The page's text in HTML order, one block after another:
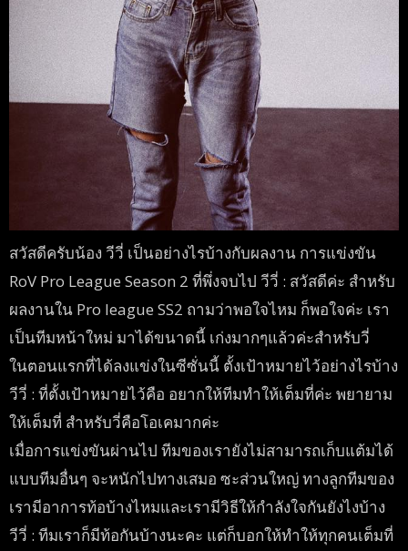
สวัสดีครับน้อง วีวี่ เป็นอย่างไรบ้างกับผลงาน การแข่งขัน
RoV Pro League Season 2 ที่พึ่งจบไป วีวี่ : สวัสดีค่ะ สำหรับ
ผลงานใน Pro league SS2 ถามว่าพอใจไหม ก็พอใจค่ะ เรา
เป็นทีมหน้าใหม่ มาได้ขนาดนี้ เก่งมากๆแล้วค่ะสำหรับวี่
ในตอนแรกที่ได้ลงแข่งในซีซั่นนี้ ตั้งเป้าหมายไว้อย่างไรบ้าง
วีวี่ : ที่ตั้งเป้าหมายไว้คือ อยากให้ทีมทำให้เต็มที่ค่ะ พยายาม
ให้เต็มที่ สำหรับวี่คือโอเคมากค่ะ
เมื่อการแข่งขันผ่านไป ทีมของเรายังไม่สามารถเก็บแต้มได้
แบบทีมอื่นๆ จะหนักไปทางเสมอ ซะส่วนใหญ่ ทางลูกทีมของ
เรามีอาการท้อบ้างไหมและเรามีวิธีให้กำลังใจกันยังไงบ้าง
วีวี่ : ทีมเราก็มีท้อกันบ้างนะคะ แต่ก็บอกให้ทำให้ทุกคนเต็มที่